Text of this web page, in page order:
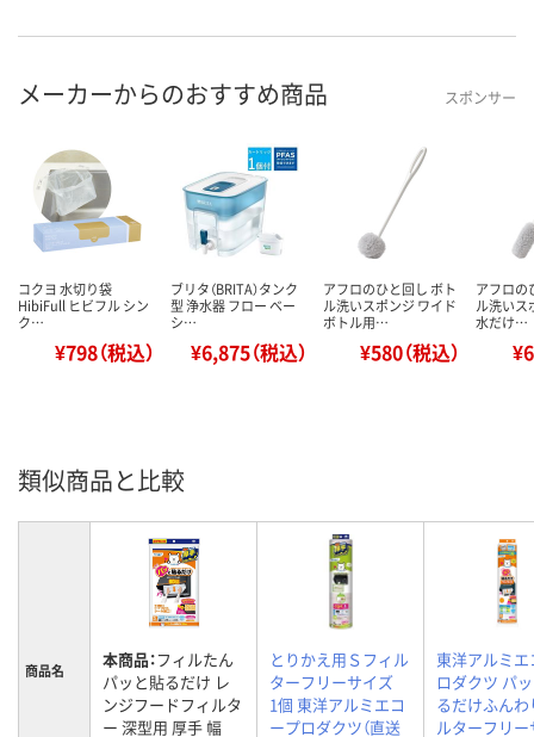
メーカーからのおすすめ商品 スポンサー
コクヨ 水切り袋
HibiFull ヒビフル シン
ク…
¥798（税込）
ブリタ（BRITA）タンク
型 浄水器 フロー ベー
シ…
¥6,875（税込）
アフロのひと回し ボト
ル洗いスポンジ ワイド
ボトル用…
¥580（税込）
アフロの
ル洗いス
水だけ…
類似商品と比較
商品名 本商品：フィルたん
パッと貼るだけ レ
ンジフードフィルタ
ー 深型用 厚手 幅
とりかえ用Ｓフィル
ターフリーサイズ
1個 東洋アルミエコ
ープロダクツ（直送
東洋アルミ
ロダクツ パ
るだけふん
ルターフリ